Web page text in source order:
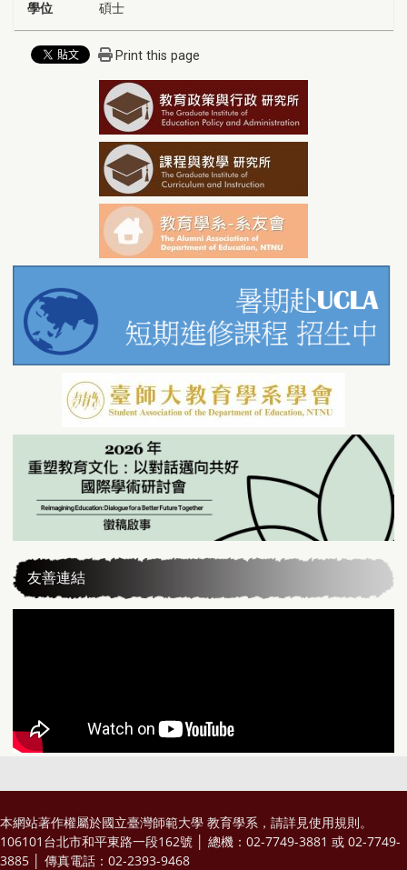
學位 碩士
Print this page
友善連結
本網站著作權屬於國立臺灣師範大學 教育學系，請詳見使用規則。
106101台北市和平東路一段162號 │ 總機：02-7749-3881 或 02-7749-
3885 │ 傳真電話：02-2393-9468